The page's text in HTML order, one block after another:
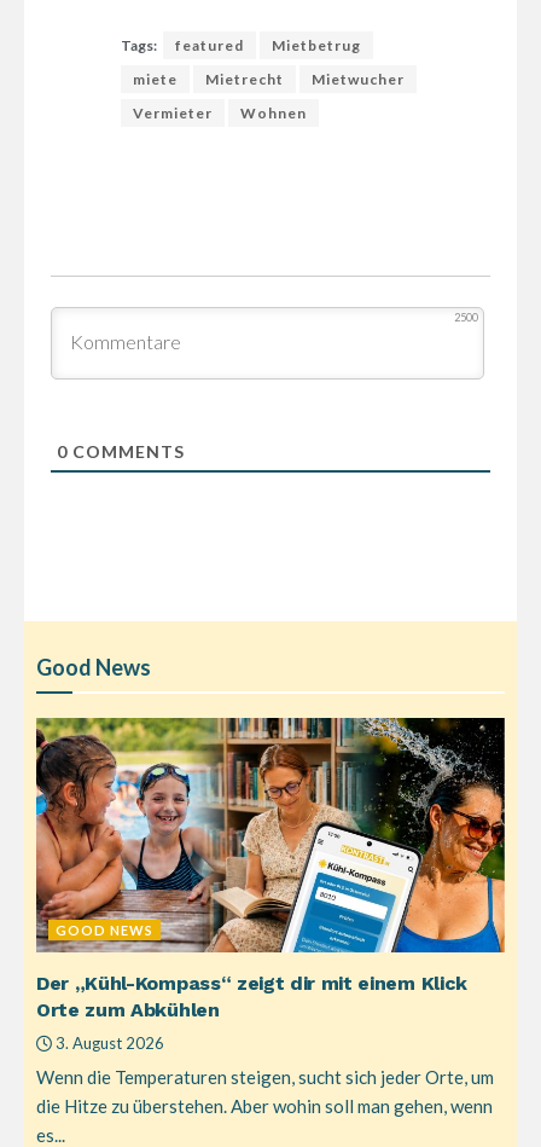
Tags: featured
Mietbetrug
miete
Mietrecht
Mietwucher
Vermieter
Wohnen
2500
0COMMENTS
Good News
GOOD NEWS
Der „Kühl-Kompass“ zeigt dir mit einem Klick
Orte zum Abkühlen
3. August 2026
Wenn die Temperaturen steigen, sucht sich jeder Orte, um
die Hitze zu überstehen. Aber wohin soll man gehen, wenn
es...